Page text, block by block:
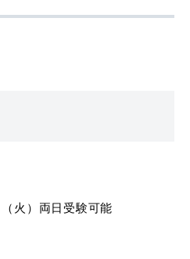
火）両日受験可能